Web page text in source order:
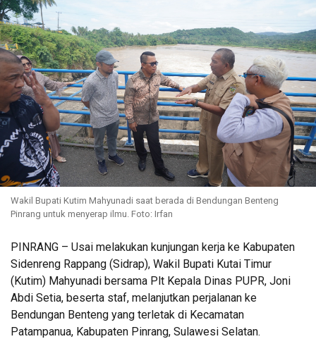
Wakil Bupati Kutim Mahyunadi saat berada di Bendungan Benteng
Pinrang untuk menyerap ilmu. Foto: Irfan
PINRANG – Usai melakukan kunjungan kerja ke Kabupaten
Sidenreng Rappang (Sidrap), Wakil Bupati Kutai Timur
(Kutim) Mahyunadi bersama Plt Kepala Dinas PUPR, Joni
Abdi Setia, beserta staf, melanjutkan perjalanan ke
Bendungan Benteng yang terletak di Kecamatan
Patampanua, Kabupaten Pinrang, Sulawesi Selatan.